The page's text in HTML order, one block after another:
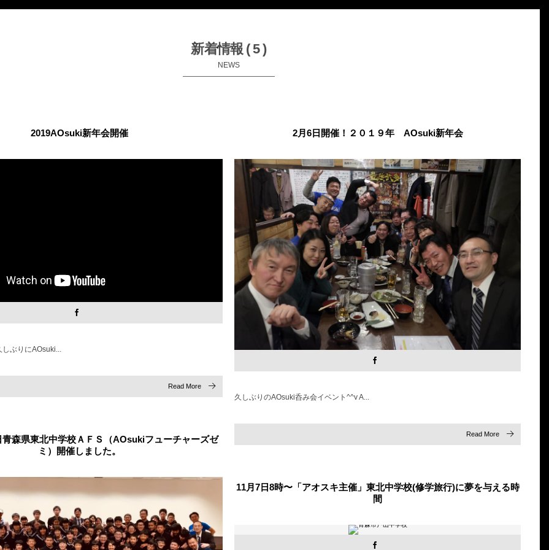
新着情報 ( 5 )
NEWS
2019AOsuki新年会開催
ぶりにAOsuki...
Read More
2月6日開催！２０１９年 AOsuki新年会
久しぶりのAOsuki呑み会イベント^^v A...
Read More
青森県東北中学校ＡＦＳ（AOsukiフューチャーズゼ
ミ）開催しました。
11月7日8時〜「アオスキ主催」東北中学校(修学旅行)に夢を与える時
間